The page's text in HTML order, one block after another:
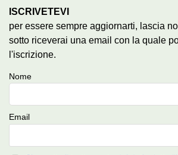
ISCRIVETEVI
per essere sempre aggiornarti, lascia
sotto riceverai una email con la quale
l'iscrizione.
Nome
Email